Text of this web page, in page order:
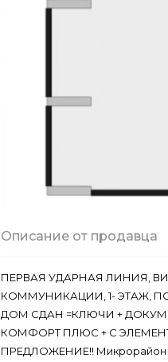
Описание от продавца
ПЕРВАЯ УДАРНАЯ ЛИНИЯ,
КОММУНИКАЦИИ, 1- ЭТАЖ,
ДОМ СДАН =КЛЮЧИ +
КОМФОРТ ПЛЮС + С
ПРЕДЛОЖЕНИЕ!! Микрорайон